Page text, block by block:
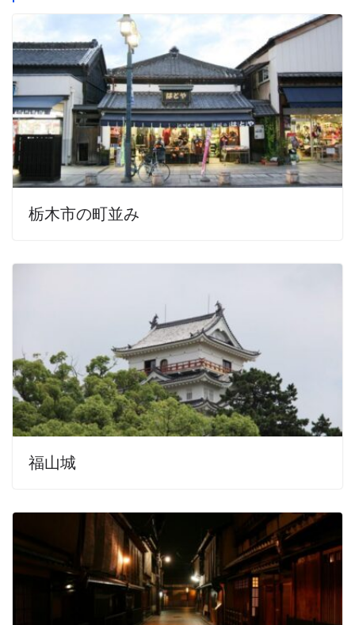
栃木市の町並み
福山城